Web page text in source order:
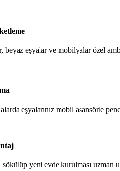
beyaz eşyalar ve mobilyalar özel
eşyalarınız mobil asansörle
sökülüp yeni evde kurulması uzman